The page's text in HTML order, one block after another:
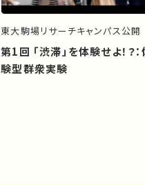
東大駒場リサーチキャンパス公開
第1回 「渋滞」を体験せよ！？：体
験型群衆実験